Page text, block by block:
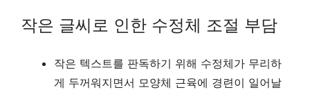
작은 글씨로 인한 수정체 조절 부담
작은 텍스트를 판독하기 위해 수정체가 무리하
게 두꺼워지면서 모양체 근육에 경련이 일어날